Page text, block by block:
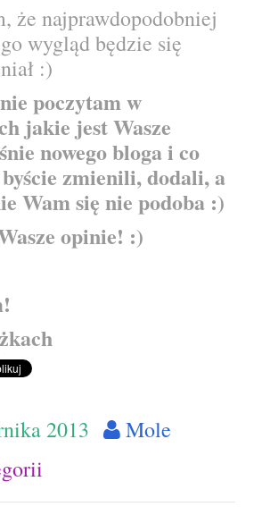
że najprawdopodobniej
wygląd będzie się
:)
poczytam w
jakie jest Wasze
nowego bloga i co
zmienili, dodali, a
Wam się nie podoba :)
opinie! :)
2013
Mole